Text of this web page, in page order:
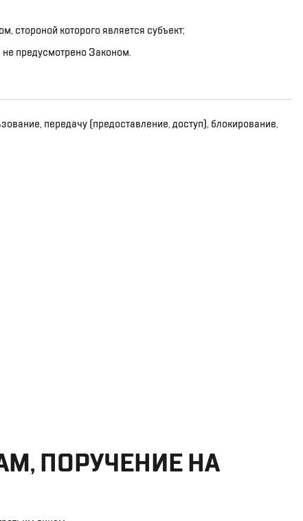
стороной которого является субъект;
предусмотрено Законом.
передачу (предоставление, доступ), блокирование,
ПОРУЧЕНИЕ НА